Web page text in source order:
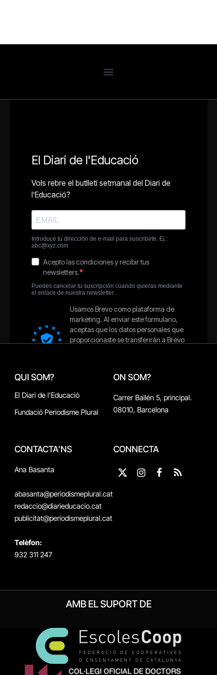
QUI SOM?
El Diari de l'Educació
Fundació Periodisme Plural
ON SOM?
Carrer Bailén 5, principal.
08010, Barcelona
CONTACTA'NS
Ana Basanta
abasanta@periodismeplural.cat
redaccio@diarieducacio.cat
publicitat@periodismeplural.cat
Telèfon:
932 311 247
CONNECTA
X
InstagramFacebook
RSS
AMB EL SUPORT DE